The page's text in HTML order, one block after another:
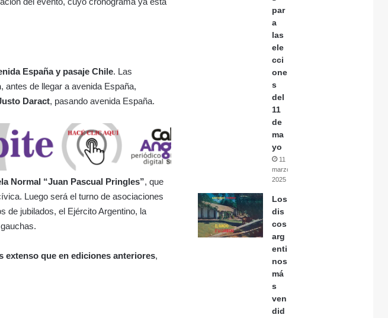
España y pasaje Chile. Las
, antes de llegar a avenida España,
Daract, pasando avenida España.
Normal “Juan Pascual Pringles”, que
Luego será el turno de asociaciones
de jubilados, el Ejército Argentino, la
extenso que en ediciones anteriores,
par
a
las
ele
cci
one
s
del
11
de
ma
yo
11
marzo,
2025
Los
dis
cos
arg
enti
nos
má
s
ven
did